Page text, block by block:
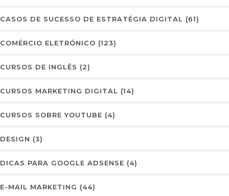
CASOS DE SUCESSO DE ESTRATÉGIA DIGITAL (61)
COMÉRCIO ELETRÓNICO (123)
CURSOS DE INGLÊS (2)
CURSOS MARKETING DIGITAL (14)
CURSOS SOBRE YOUTUBE (4)
DESIGN (3)
DICAS PARA GOOGLE ADSENSE (4)
E-MAIL MARKETING (44)